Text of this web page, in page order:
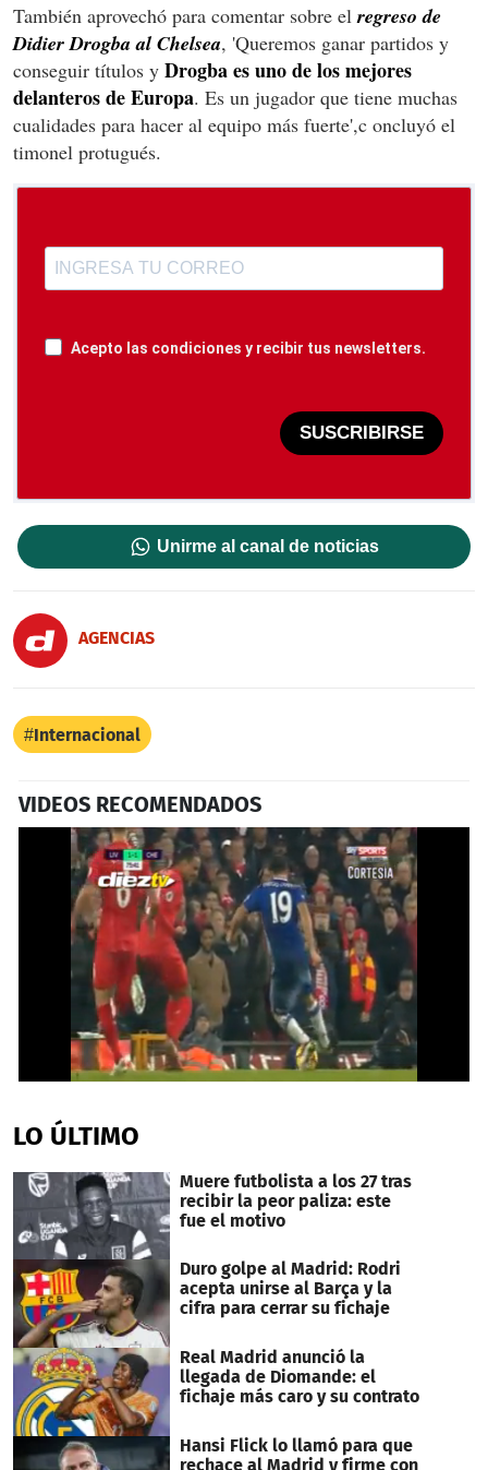
También aprovechó para comentar sobre el regreso de
Didier Drogba al Chelsea, 'Queremos ganar partidos y
conseguir títulos y Drogba es uno de los mejores
delanteros de Europa. Es un jugador que tiene muchas
cualidades para hacer al equipo más fuerte',c oncluyó el
timonel protugués.
Acepto las condiciones y recibir tus newsletters.
SUSCRIBIRSE
Unirme al canal de noticias
AGENCIAS
Internacional
VIDEOS RECOMENDADOS
of
36
LO ÚLTIMO
Muere futbolista a los 27 tras
recibir la peor paliza: este
fue el motivo
Duro golpe al Madrid: Rodri
acepta unirse al Barça y la
cifra para cerrar su fichaje
Real Madrid anunció la
llegada de Diomande: el
fichaje más caro y su contrato
Hansi Flick lo llamó para que
rechace al Madrid y firme con